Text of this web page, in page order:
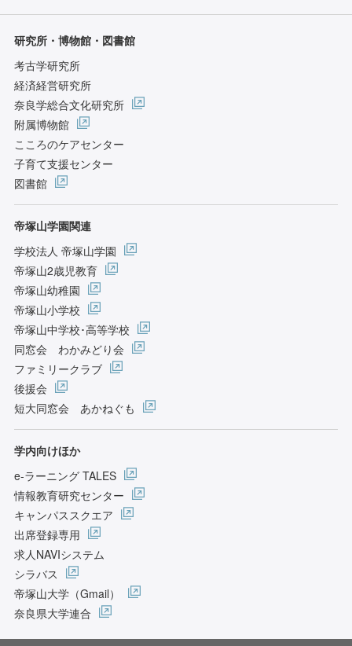
研究所・博物館・図書館
考古学研究所
経済経営研究所
奈良学総合文化研究所
附属博物館
こころのケアセンター
子育て支援センター
図書館
帝塚山学園関連
学校法人 帝塚山学園
帝塚山2歳児教育
帝塚山幼稚園
帝塚山小学校
帝塚山中学校･高等学校
同窓会 わかみどり会
ファミリークラブ
後援会
短大同窓会 あかねぐも
学内向けほか
e-ラーニング TALES
情報教育研究センター
キャンパススクエア
出席登録専用
求人NAVIシステム
シラバス
帝塚山大学（Gmail）
奈良県大学連合